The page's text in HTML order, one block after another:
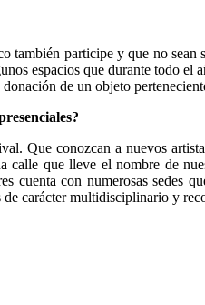
participe y que no sean
espacios que durante todo el
de un objeto
Que conozcan a nuevos
que lleve el nombre de
con numerosas sedes
carácter multidisciplinario y